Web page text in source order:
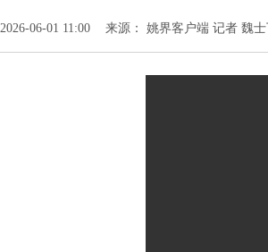
2026-06-01 11:00 来源： 姚界客户端 记者 魏